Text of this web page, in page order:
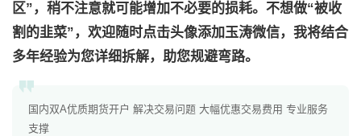
区”，稍不注意就可能增加不必要的损耗。不想做“被收
割的韭菜”，欢迎随时点击头像添加玉涛微信，我将结合
多年经验为您详细拆解，助您规避弯路。
国内双A优质期货开户 解决交易问题 大幅优惠交易费用 专业服务
支撑